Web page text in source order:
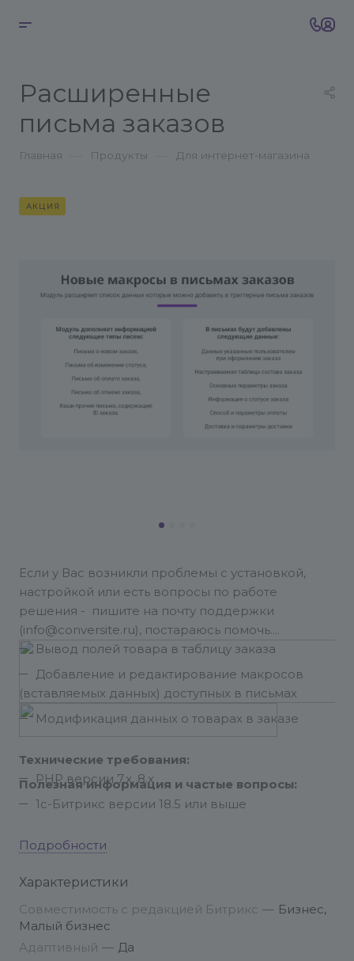
Расширенные
письма заказов
Главная Продукты Для интернет-магазина
АКЦИЯ
Если у Вас возникли проблемы с установкой,
настройкой или есть вопросы по работе
решения - пишите на почту поддержки
(info@conversite.ru), постараюсь помочь.
Полезная информация и частые вопросы:
Вывод полей товара в таблицу заказа
Добавление и редактирование макросов
(вставляемых данных) доступных в письмах
Модификация данных о товарах в заказе
Технические требования:
PHP версии 7.x, 8.x
1с-Битрикс версии 18.5 или выше
Подробности
Характеристики
Совместимость с редакцией Битрикс — Бизнес,
Малый бизнес
Адаптивный — Да